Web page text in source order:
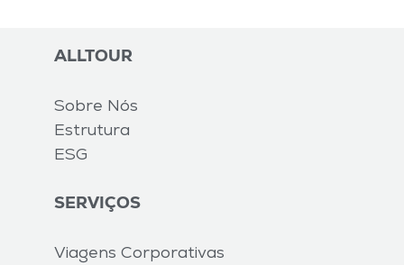
ALLTOUR
Sobre Nós
Estrutura
ESG
SERVIÇOS
Viagens Corporativas